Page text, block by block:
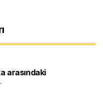
arasındaki